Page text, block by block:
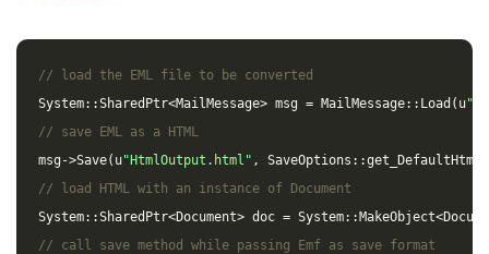
// load the EML file to be converted
System::SharedPtr<MailMessage> msg = MailMessage:: Load ( u
// save EML as a HTML
msg ->Save( u"HtmlOutput.html" , SaveOptions ::get_DefaultHtml
// load HTML with an instance of Document
System::SharedPtr<Document> doc = System:: MakeObject<
// call save method while passing Emf as save format